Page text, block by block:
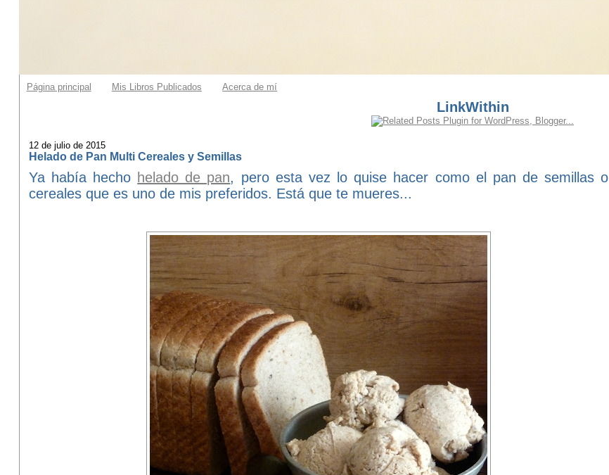
Página principal Mis Libros Publicados Acerca de mí
LinkWithin
12 de julio de 2015
Helado de Pan Multi Cereales y Semillas
Ya había hecho helado de pan, pero esta vez lo quise hacer como el pan de semillas o
cereales que es uno de mis preferidos. Está que te mueres...